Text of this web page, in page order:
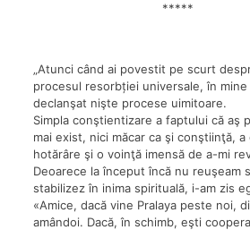
*****
„Atunci când ai povestit pe scurt
procesul resorbției universale, în mine
declanşat nişte procese uimitoare.
Simpla conştientizare a faptului că aş
mai exist, nici măcar ca şi conştiinţă, a
hotărâre şi o voinţă imensă de a-mi
Deoarece la început încă nu reuşeam
stabilizez în inima spirituală, i-am zis
«Amice, dacă vine Pralaya peste noi,
amândoi. Dacă, în schimb, eşti